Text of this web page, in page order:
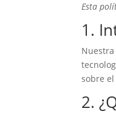
Esta
1.
Nuestra
sobre
2.